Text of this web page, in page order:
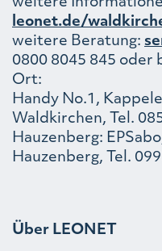
leonet.de/
weitere Beratung:
0800 8045 845 oder
Ort:
Handy No.1,
Waldkirchen, Tel.
Hauzenberg:
Hauzenberg, Tel.
Über LEONET